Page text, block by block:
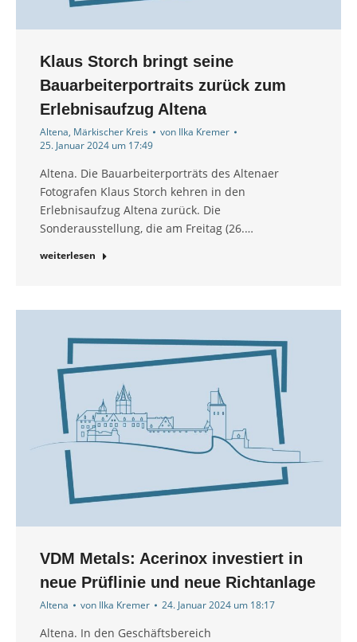
Klaus Storch bringt seine
Bauarbeiterportraits zurück zum
Erlebnisaufzug Altena
Altena, Märkischer Kreis von Ilka Kremer
25. Januar 2024 um 17:49
Altena. Die Bauarbeiterporträts des Altenaer
Fotografen Klaus Storch kehren in den
Erlebnisaufzug Altena zurück. Die
Sonderausstellung, die am Freitag (26.…
weiterlesen
VDM Metals: Acerinox investiert in
neue Prüflinie und neue Richtanlage
Altena von Ilka Kremer 24. Januar 2024 um 18:17
Altena. In den Geschäftsbereich